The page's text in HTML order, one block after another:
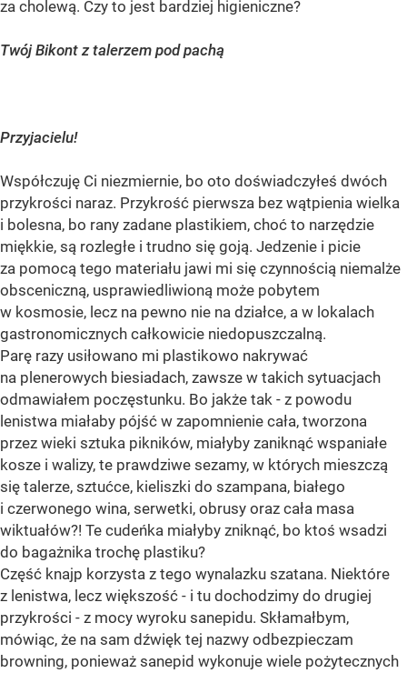
za cholewą. Czy to jest bardziej higieniczne?
Twój Bikont z talerzem pod pachą
Przyjacielu!
Współczuję Ci niezmiernie, bo oto doświadczyłeś dwóch
przykrości naraz. Przykrość pierwsza bez wątpienia wielka
i bolesna, bo rany zadane plastikiem, choć to narzędzie
miękkie, są rozległe i trudno się goją. Jedzenie i picie
za pomocą tego materiału jawi mi się czynnością niemalże
obsceniczną, usprawiedliwioną może pobytem
w kosmosie, lecz na pewno nie na działce, a w lokalach
gastronomicznych całkowicie niedopuszczalną.
Parę razy usiłowano mi plastikowo nakrywać
na plenerowych biesiadach, zawsze w takich sytuacjach
odmawiałem poczęstunku. Bo jakże tak - z powodu
lenistwa miałaby pójść w zapomnienie cała, tworzona
przez wieki sztuka pikników, miałyby zaniknąć wspaniałe
kosze i walizy, te prawdziwe sezamy, w których mieszczą
się talerze, sztućce, kieliszki do szampana, białego
i czerwonego wina, serwetki, obrusy oraz cała masa
wiktuałów?! Te cudeńka miałyby zniknąć, bo ktoś wsadzi
do bagażnika trochę plastiku?
Część knajp korzysta z tego wynalazku szatana. Niektóre
z lenistwa, lecz większość - i tu dochodzimy do drugiej
przykrości - z mocy wyroku sanepidu. Skłamałbym,
mówiąc, że na sam dźwięk tej nazwy odbezpieczam
browning, ponieważ sanepid wykonuje wiele pożytecznych